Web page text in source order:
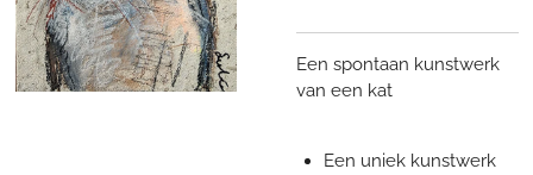
Een spontaan kunstwerk
van een kat
Een uniek kunstwerk